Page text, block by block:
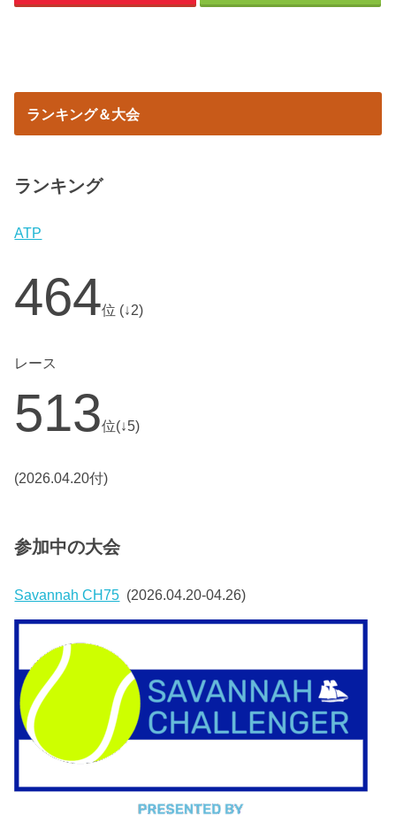
ランキング＆大会
ランキング
ATP
464位 (↓2)
レース
513位(↓5)
(2026.04.20付)
参加中の大会
Savannah CH75 (2026.04.20-04.26)